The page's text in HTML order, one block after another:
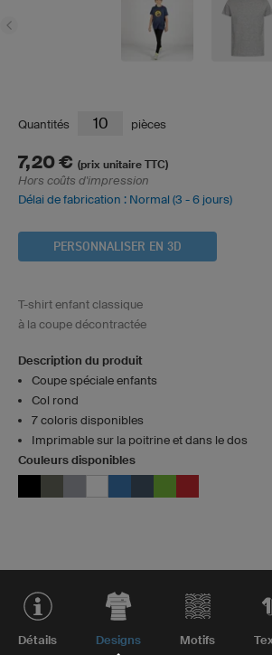
Quantités pièces
7,20 € (prix unitaire TTC)
Hors coûts d'impression
Délai de fabrication : Normal (3 - 6 jours)
PERSONNALISER EN 3D
T-shirt enfant classique
à la coupe décontractée
Description du produit
Coupe spéciale enfants
Col rond
7 coloris disponibles
Imprimable sur la poitrine et dans le dos
Couleurs disponibles
Détails Designs Motifs